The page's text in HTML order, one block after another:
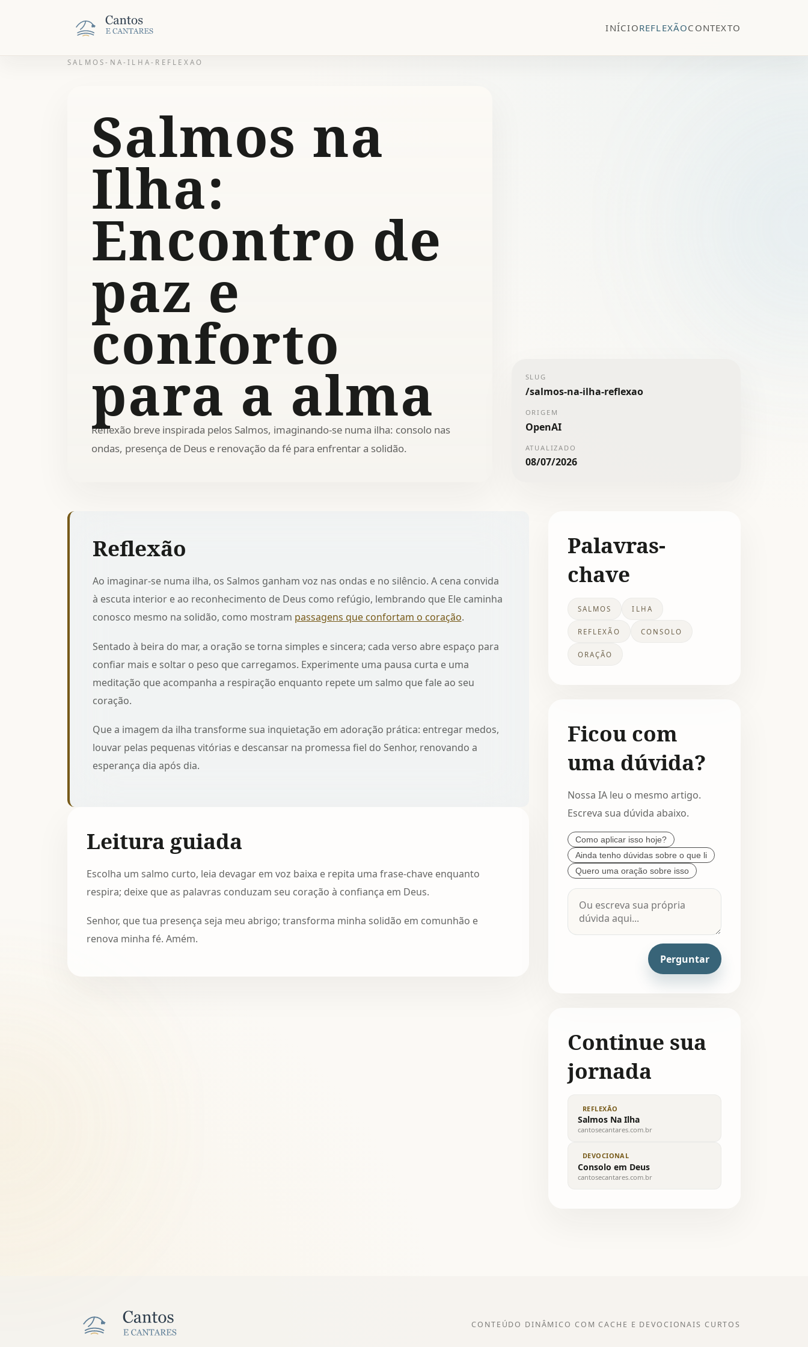
INÍCIOREFLEXÃOCONTEXTO
SALMOS-NA-ILHA-REFLEXAO
Salmos na
Ilha:
Encontro de
paz e
conforto
para a alma
Reflexão breve inspirada pelos Salmos, imaginando-se numa ilha: consolo nas
ondas, presença de Deus e renovação da fé para enfrentar a solidão.
SLUG
/salmos-na-ilha-reflexao
ORIGEM
OpenAI
ATUALIZADO
08/07/2026
Reflexão
Ao imaginar-se numa ilha, os Salmos ganham voz nas ondas e no silêncio. A cena convida
à escuta interior e ao reconhecimento de Deus como refúgio, lembrando que Ele caminha
conosco mesmo na solidão, como mostram passagens que confortam o coração.
Sentado à beira do mar, a oração se torna simples e sincera; cada verso abre espaço para
confiar mais e soltar o peso que carregamos. Experimente uma pausa curta e uma
meditação que acompanha a respiração enquanto repete um salmo que fale ao seu
coração.
Que a imagem da ilha transforme sua inquietação em adoração prática: entregar medos,
louvar pelas pequenas vitórias e descansar na promessa fiel do Senhor, renovando a
esperança dia após dia.
Leitura guiada
Escolha um salmo curto, leia devagar em voz baixa e repita uma frase-chave enquanto
respira; deixe que as palavras conduzam seu coração à confiança em Deus.
Senhor, que tua presença seja meu abrigo; transforma minha solidão em comunhão e
renova minha fé. Amém.
Palavras-
chave
SALMOS ILHA
REFLEXÃO CONSOLO
ORAÇÃO
Ficou com
uma dúvida?
Nossa IA leu o mesmo artigo.
Escreva sua dúvida abaixo.
Como aplicar isso hoje?
Ainda tenho dúvidas sobre o que li
Quero uma oração sobre isso
Perguntar
Continue sua
jornada
REFLEXÃO
Salmos Na Ilha
cantosecantares.com.br
DEVOCIONAL
Consolo em Deus
cantosecantares.com.br
CONTEÚDO DINÂMICO COM CACHE E DEVOCIONAIS CURTOS